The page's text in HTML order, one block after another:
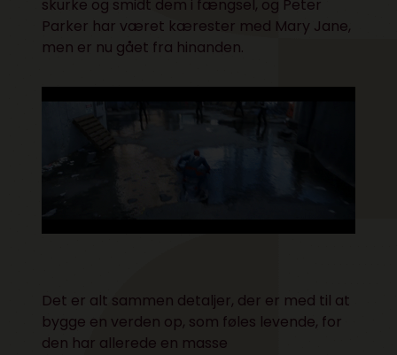
skurke og smidt dem i fængsel, og Peter
Parker har været kærester med Mary Jane,
men er nu gået fra hinanden.
Det er alt sammen detaljer, der er med til at
bygge en verden op, som føles levende, for
den har allerede en masse